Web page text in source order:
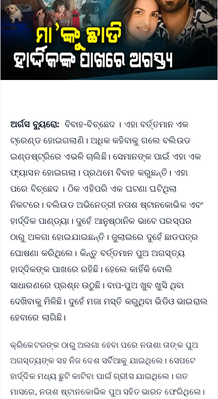
ଅର୍ଗସ ବ୍ୟୁରୋ: ବିବାହ-ବିଚ୍ଛେଦ । ଏହା ବର୍ତ୍ତମାନ ଏକ
ଟ୍ରେଣ୍ଡ ହୋଇଗଲାଣି। ଅଧିକ କହିବାକୁ ଗଲେ ବଲିଉଡ
ଇଣ୍ଡଷ୍ଟ୍ରିରେ ଏଭଳି ଚାଲିଛି। ସେମାନଙ୍‌କ ପାଇଁ ଏହା ଏକ
ଫ୍ୟାସନ ହୋଇଗଲା। ପ୍ରଥମେ ବିବାହ କରୁଛନ୍ତି। ଏହା
ପରେ ବିଚ୍ଛେଦ । ଠିକ ଏହିପରି ଏକ ଘଟଣା ଘଟିଥିଲା
ନିକଟରେ। ବଲିଉଡ ଅଭିନେତ୍ରୀ ନତାଶ ଷ୍ଟାନକୋଭିକ ଏବଂ
ହାର୍ଦ୍ଦିକ ପାଣ୍ଡ୍ୟା। ଦୁହେଁ ଆନୁଷ୍ଠାନିକ ଭାବେ ପରସ୍ପର
ଠାରୁ ଅଳଗା ହୋଇଯାଇଛନ୍ତି। ଜୁଲାଇରେ ଦୁହେଁ ଛାଡପତ୍ର
ଘୋଷଣା କରିଥିଲେ। କିନ୍ତୁ ବର୍ତ୍ତମାନ ପୁଅ ଅଗସ୍ତ୍ୟ
ହାଦ୍ଦିକଙ୍କ ପାଖରେ ରହିଛି। ହେଲେ କାହିଁକି ବୋଲି
ସାଧାରଣରେ ପ୍ରଶ୍ନ ଉଠୁଛି। ବାପ-ପୁଅ ଖୁବ ଖୁସି ଥିବା
ଦେଖିବାକୁ ମିଳିଛି। ଦୁହେଁ ମଜା ମସ୍ତି କରୁଥିବା ଭିଡିଓ ଭାଇରାଲ
ହେବାରେ ଲାଗିଛି।
କ୍ରିକେଟରଙ୍କ ଠାରୁ ଅଲଗା ହେବା ପରେ ନତାଶା ତାଙ୍କ ପୁଅ
ଅଗସ୍ତ୍ୟଙ୍କ ସହ ନିଜ ଦେଶ ସର୍ବିଆକୁ ଯାଇଥିଲେ। ସେପଟେ
ହାର୍ଦ୍ଦିକ ମଧ୍ୟ ଛୁଟି କାଟିବା ପାଇଁ ଗ୍ରୀସ ଯାଇଥିଲେ। ଗତ
ମାସରେ, ନତାଶ ଷ୍ଟାନକୋଭିକ ପୁଅ ସହିତ ଭାରତ ଫେରିଥିଲେ।